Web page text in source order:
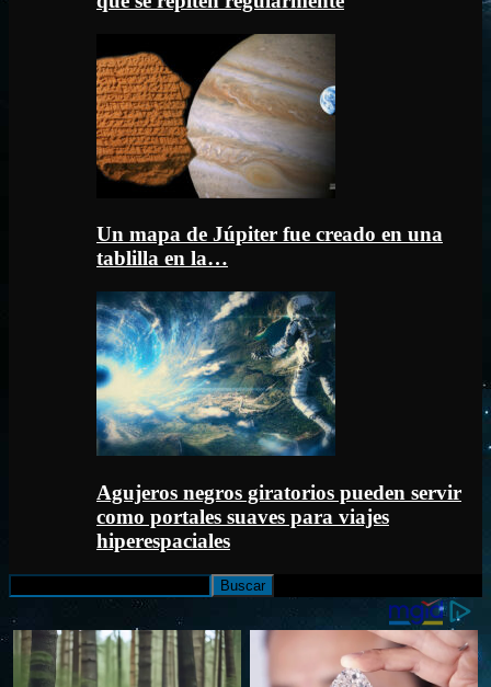
Un mapa de Júpiter fue creado en una
tablilla en la…
Agujeros negros giratorios pueden servir
como portales suaves para viajes
hiperespaciales